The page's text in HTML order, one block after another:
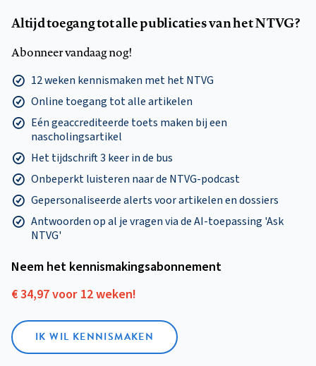
Altijd toegang tot alle publicaties van het NTVG?
Abonneer vandaag nog!
12 weken kennismaken met het NTVG
Online toegang tot alle artikelen
Eén geaccrediteerde toets maken bij een
nascholingsartikel
Het tijdschrift 3 keer in de bus
Onbeperkt luisteren naar de NTVG-podcast
Gepersonaliseerde alerts voor artikelen en dossiers
Antwoorden op al je vragen via de AI-toepassing 'Ask
NTVG'
Neem het kennismakings­abonnement
€ 34,97 voor 12 weken!
IK WIL KENNISMAKEN